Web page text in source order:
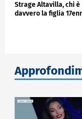
Strage Altavilla, chi è
davvero la figlia